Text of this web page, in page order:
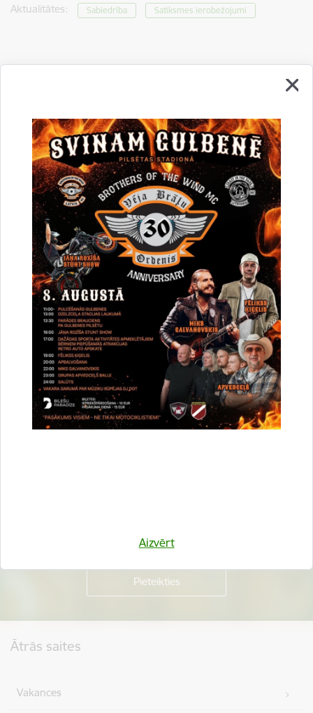
Aizvērt
Aktualitātes: Sabiedrība Satiksmes ierobežojumi
Vai šī informācija bija noderīga?
Sniegt atsauksmi
Ātrās saites
Vakances